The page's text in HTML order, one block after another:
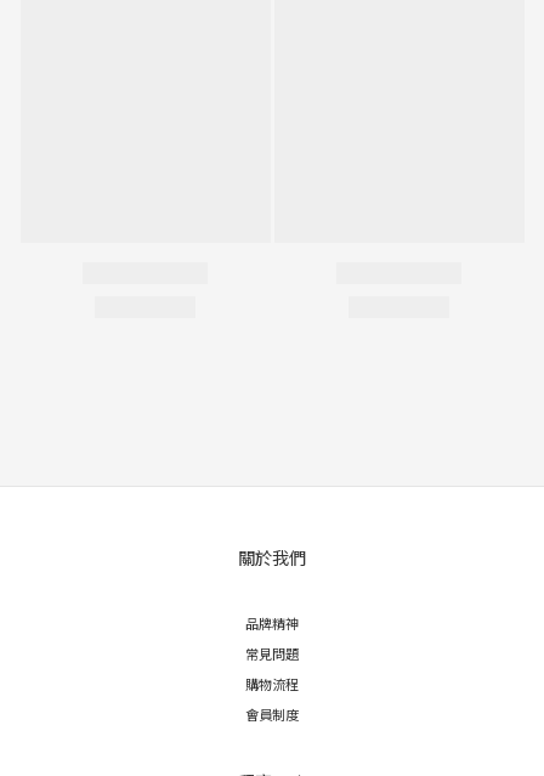
關於我們
品牌精神
常見問題
購物流程
會員制度